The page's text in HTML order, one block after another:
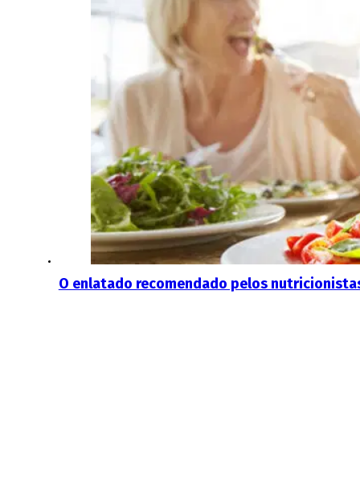
O enlatado recomendado pelos